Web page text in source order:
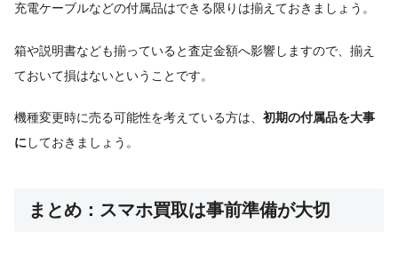
充電ケーブルなどの付属品はできる限りは揃えておきましょう。
箱や説明書なども揃っていると査定金額へ影響しますので、揃え
ておいて損はないということです。
機種変更時に売る可能性を考えている方は、 初期の付属品を大事
にしておきましょう。
まとめ：スマホ買取は事前準備が大切